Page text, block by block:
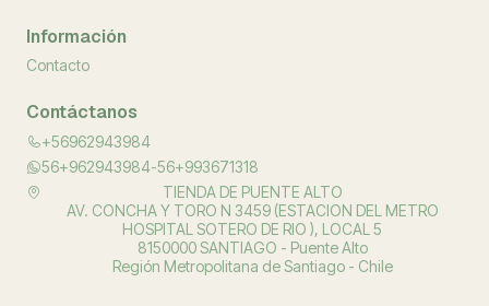
Información
Contacto
Contáctanos
+56962943984
56+962943984-56+993671318
TIENDA DE PUENTE ALTO
AV. CONCHA Y TORO N 3459 (ESTACION DEL METRO
HOSPITAL SOTERO DE RIO ), LOCAL 5
8150000 SANTIAGO - Puente Alto
Región Metropolitana de Santiago - Chile